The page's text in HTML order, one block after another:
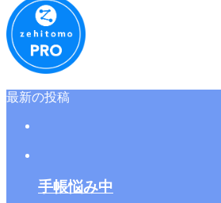
最新の投稿
手帳悩み中